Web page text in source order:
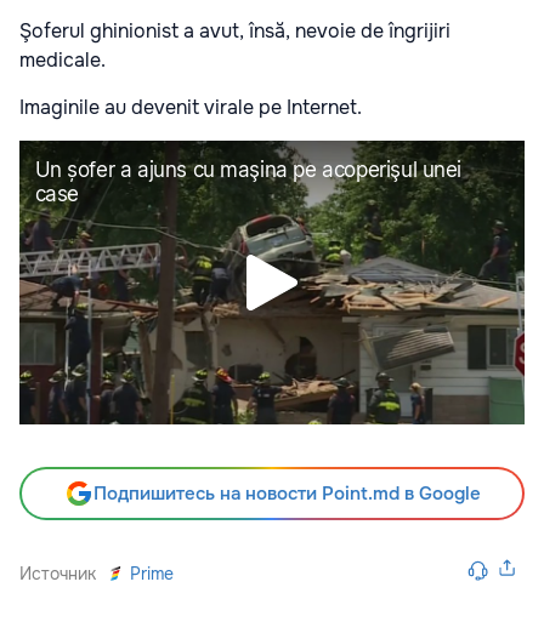
Şoferul ghinionist a avut, însă, nevoie de îngrijiri
medicale.
Imaginile au devenit virale pe Internet.
Подпишитесь на новости Point.md в Google
Источник Prime